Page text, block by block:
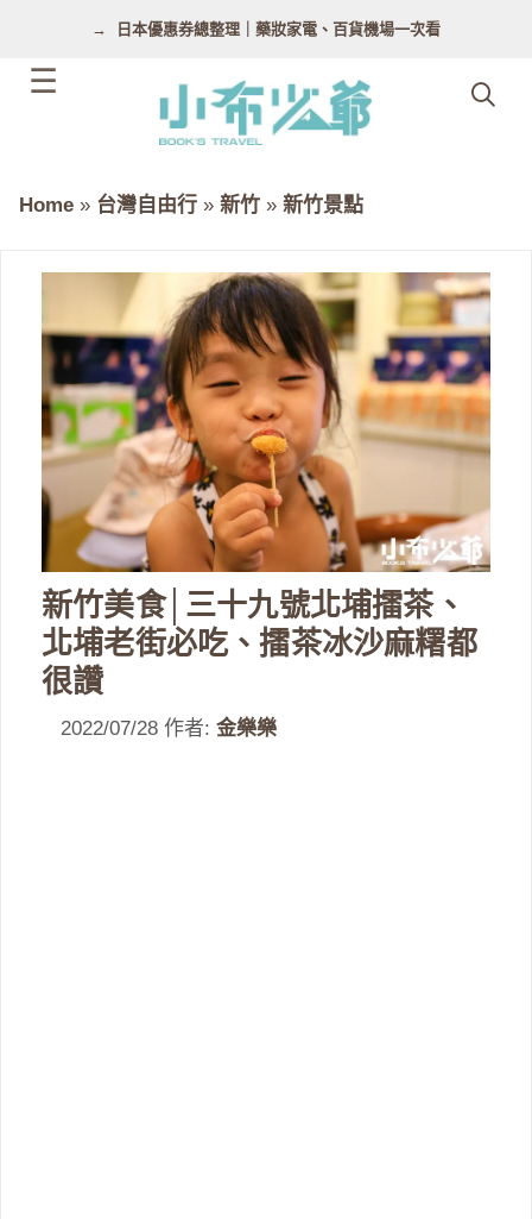
日本優惠券總整理｜藥妝家電、百貨機場一次看
Home » 台灣自由行 » 新竹 » 新竹景點
新竹美食│三十九號北埔擂茶、
北埔老街必吃、擂茶冰沙麻糬都
很讚
2022/07/28 作者: 金樂樂